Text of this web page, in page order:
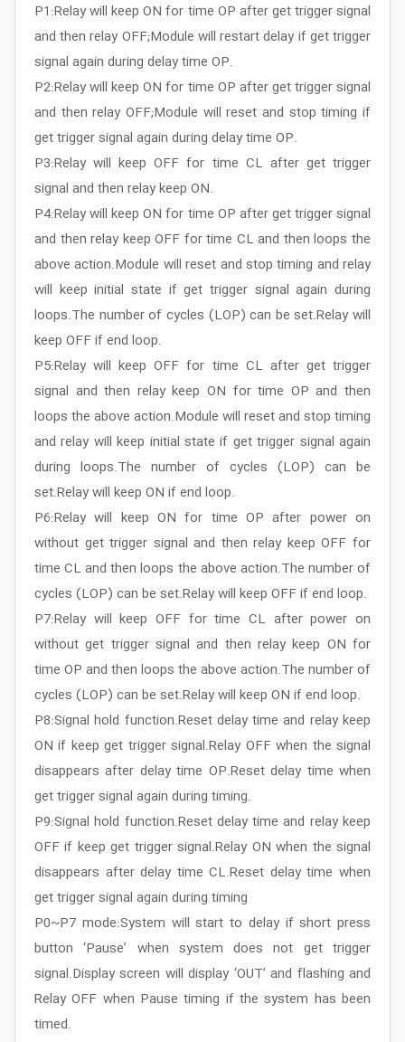
P1:Relay will keep ON for time OP after get trigger signal
and then relay OFF;Module will restart delay if get trigger
signal again during delay time OP.
P2:Relay will keep ON for time OP after get trigger signal
and then relay OFF;Module will reset and stop timing if
get trigger signal again during delay time OP.
P3:Relay will keep OFF for time CL after get trigger
signal and then relay keep ON.
P4:Relay will keep ON for time OP after get trigger signal
and then relay keep OFF for time CL and then loops the
above action.Module will reset and stop timing and relay
will keep initial state if get trigger signal again during
loops.The number of cycles (LOP) can be set.Relay will
keep OFF if end loop.
P5:Relay will keep OFF for time CL after get trigger
signal and then relay keep ON for time OP and then
loops the above action.Module will reset and stop timing
and relay will keep initial state if get trigger signal again
during loops.The number of cycles (LOP) can be
set.Relay will keep ON if end loop.
P6:Relay will keep ON for time OP after power on
without get trigger signal and then relay keep OFF for
time CL and then loops the above action.The number of
cycles (LOP) can be set.Relay will keep OFF if end loop.
P7:Relay will keep OFF for time CL after power on
without get trigger signal and then relay keep ON for
time OP and then loops the above action.The number of
cycles (LOP) can be set.Relay will keep ON if end loop.
P8:Signal hold function.Reset delay time and relay keep
ON if keep get trigger signal.Relay OFF when the signal
disappears after delay time OP.Reset delay time when
get trigger signal again during timing.
P9:Signal hold function.Reset delay time and relay keep
OFF if keep get trigger signal.Relay ON when the signal
disappears after delay time CL.Reset delay time when
get trigger signal again during timing
P0~P7 mode:System will start to delay if short press
button ‘Pause’ when system does not get trigger
signal.Display screen will display ‘OUT’ and flashing and
Relay OFF when Pause timing if the system has been
timed.